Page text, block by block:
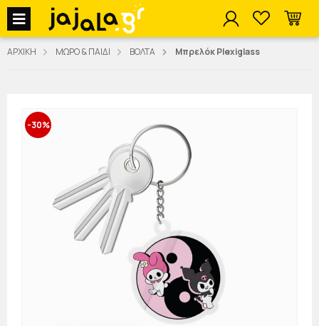
jajala Menu
ΑΡΧΙΚΗ ΜΩΡΟ & ΠΑΙΔΙ ΒΟΛΤΑ Μπρελόκ Plexiglass
-30%